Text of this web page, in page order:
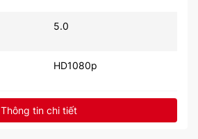
5.0
HD1080p
Lithium polymer / 67W /
18h
Thông tin chi tiết